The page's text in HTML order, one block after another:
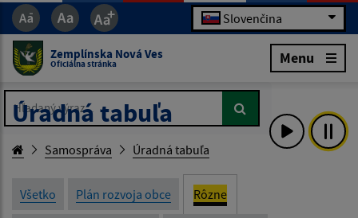
Slovenčina
Zemplínska Nová Ves
Oficiálna stránka Menu
Hľadaný výraz...
Hľadaný výraz...
Úradná tabuľa
Samospráva Úradná tabuľa
Všetko Plán rozvoja obce Rôzne